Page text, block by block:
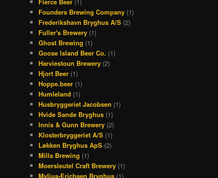
Founders Brewing Company (1)
Frederikshavn Bryghus A/S (2)
Fuller's Brewery (1)
Ghost Brewing (1)
Goose Island Beer Co. (1)
Harviestoun Brewery (2)
Hjort Beer (1)
Hoppe.beer (1)
Humleland (1)
Husbryggeriet Jacobsen (1)
Hvide Sande Bryghus (1)
Innis & Gunn Brewery (2)
Klosterbryggeriet A/S (1)
Løkken Bryghus ApS (2)
Mills Brewing (1)
Moersleutel Craft Brewery (1)
Mylius-Erichsen Bryghus (1)